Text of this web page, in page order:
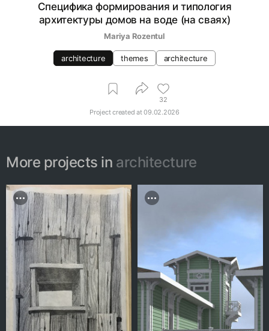
Специфика формирования и типология
архитектуры домов на воде (на сваях)
Mariya Rozentul
architecture themes architecture
32
Project created at09.02.2026
More projects in architecture